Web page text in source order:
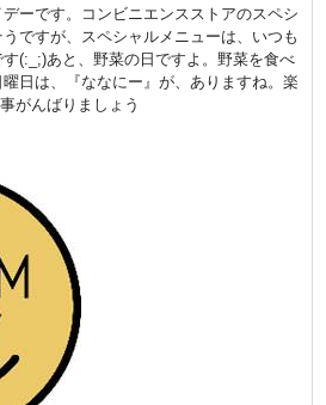
ーです。コンビニエンスストアのスペシ
ですが、スペシャルメニューは、いつも
(:_;)あと、野菜の日ですよ。野菜を食べ
日は、『ななにー』が、ありますね。楽
がんばりましょう